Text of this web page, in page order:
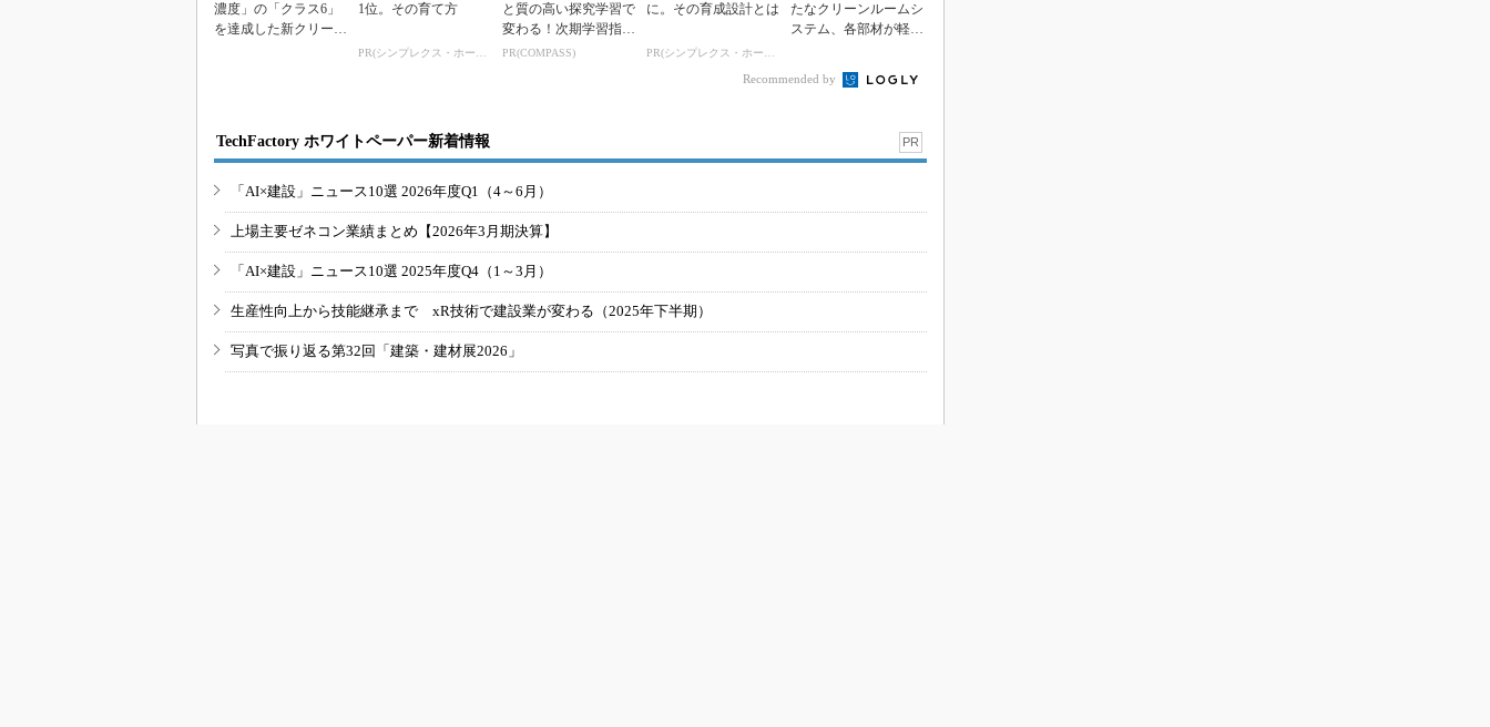
濃度」の「クラス6」
を達成した新クリーン
1位。その育て方
PR(シンプレクス・ホールディングス)
と質の高い探究学習で
変わる！次期学習指導
要領を見据えた...
PR(COMPASS)
に。その育成設計とは
PR(シンプレクス・ホールディングス)
たなクリーンルームシ
ステム、各部材が軽量
Recommended by
TechFactory ホワイトペーパー新着情報 PR
「AI×建設」ニュース10選 2026年度Q1（4～6月）
上場主要ゼネコン業績まとめ【2026年3月期決算】
「AI×建設」ニュース10選 2025年度Q4（1～3月）
生産性向上から技能継承まで xR技術で建設業が変わる（2025年下半期）
写真で振り返る第32回「建築・建材展2026」